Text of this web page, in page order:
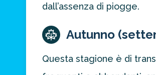
dall’assenza di piogge.
Autunno
Questa stagione è di